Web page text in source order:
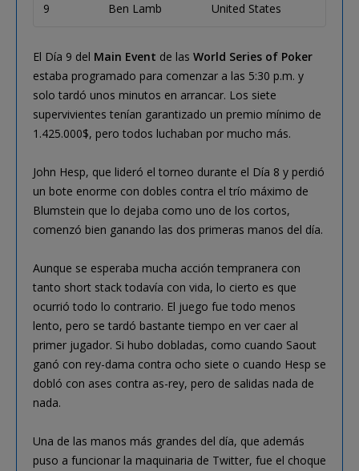
9 Ben Lamb United States
El Día 9 del Main Event de las World Series of Poker
estaba programado para comenzar a las 5:30 p.m. y
solo tardó unos minutos en arrancar. Los siete
supervivientes tenían garantizado un premio mínimo de
1.425.000$, pero todos luchaban por mucho más.
John Hesp, que lideró el torneo durante el Día 8 y perdió
un bote enorme con dobles contra el trío máximo de
Blumstein que lo dejaba como uno de los cortos,
comenzó bien ganando las dos primeras manos del día.
Aunque se esperaba mucha acción tempranera con
tanto short stack todavía con vida, lo cierto es que
ocurrió todo lo contrario. El juego fue todo menos
lento, pero se tardó bastante tiempo en ver caer al
primer jugador. Si hubo dobladas, como cuando Saout
ganó con rey-dama contra ocho siete o cuando Hesp se
dobló con ases contra as-rey, pero de salidas nada de
nada.
Una de las manos más grandes del día, que además
puso a funcionar la maquinaria de Twitter, fue el choque